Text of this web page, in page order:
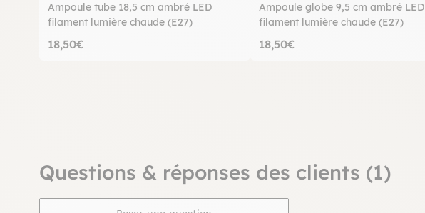
Ampoule tube 18,5 cm ambré LED
filament lumière chaude (E27)
18,50€
Ampoule globe 9,5 cm ambré LED
filament lumière chaude (E27)
18,50€
Questions & réponses des clients (1)